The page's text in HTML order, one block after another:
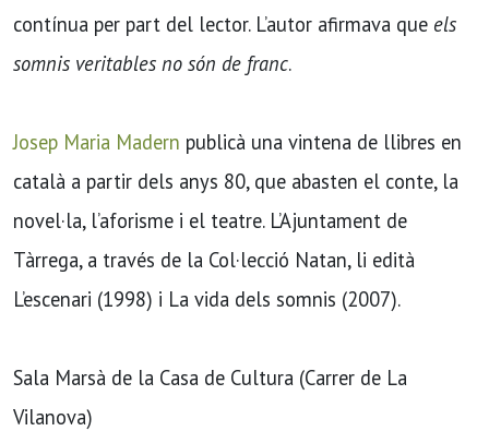
contínua per part del lector. L’autor afirmava que els
somnis veritables no són de franc.
Josep Maria Madern publicà una vintena de llibres en
català a partir dels anys 80, que abasten el conte, la
novel·la, l’aforisme i el teatre. L’Ajuntament de
Tàrrega, a través de la Col·lecció Natan, li edità
L’escenari (1998) i La vida dels somnis (2007).
Sala Marsà de la Casa de Cultura (Carrer de La
Vilanova)